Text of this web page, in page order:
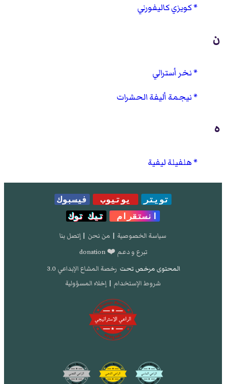
كويزي كاليفورني
ن
نخر أسترالي
نيجمة أليفة الحشرات
ه
هلفيلة ليفية
تويتر يوتيوب
فيسبوك
انستقرام
تيك توك
سياسة الخصوصية | من نحن | إتصل بنا
تبرع و دعم ❤️ donation
المحتوى مرخص تحت رخصة المشاع الإبداعي 3.0
شروط الإستخدام | إخلاء المسؤولية